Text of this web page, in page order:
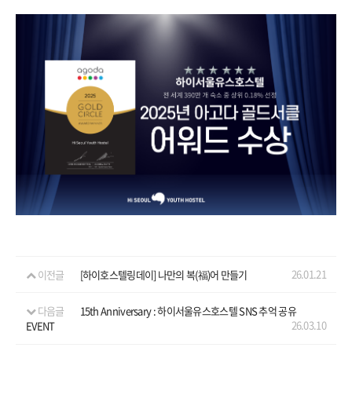
청소년 프로그램
서울여행
게시판
아트월갤러리
서울가이드신청
FAQ
이전글 [하이호스텔링데이] 나만의 복(福)어 만들기 26.01.21
다음글
15th Anniversary : 하이서울유스호스텔 SNS 추억 공유
EVENT
26.03.10